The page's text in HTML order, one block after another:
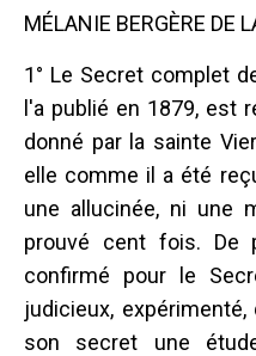
MÉLANIE BERGÈRE DE
1° Le Secret complet
l'a publié en 1879, est
donné par la sainte
elle comme il a été
une allucinée, ni une
prouvé cent fois. De
confirmé pour le
judicieux,
son secret une